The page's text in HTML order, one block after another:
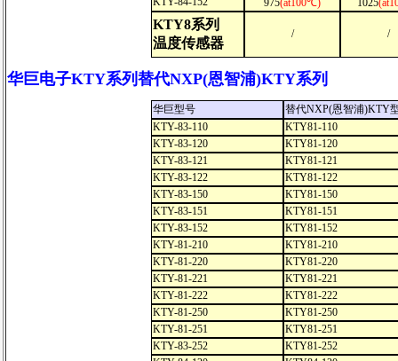
975(at100℃) 1025
KTY8系列
温度传感器
/ /
华巨电子KTY系列替代NXP(恩智浦)KTY系列
华巨型号
替代NXP(恩智浦)KTY
KTY-83-110
KTY81-110
KTY-83-120
KTY81-120
KTY-83-121
KTY81-121
KTY-83-122
KTY81-122
KTY-83-150
KTY81-150
KTY-83-151
KTY81-151
KTY-83-152
KTY81-152
KTY-81-210
KTY81-210
KTY-81-220
KTY81-220
KTY-81-221
KTY81-221
KTY-81-222
KTY81-222
KTY-81-250
KTY81-250
KTY-81-251
KTY81-251
KTY-83-252
KTY81-252